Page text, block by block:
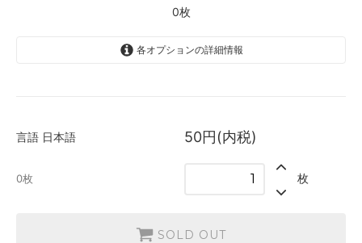
0枚
各オプションの詳細情報
言語 日本語 50円(内税)
0枚 枚
SOLD OUT